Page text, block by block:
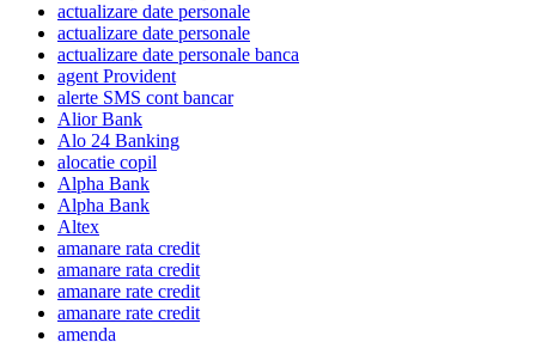
actualizare date personale
actualizare date personale
actualizare date personale banca
agent Provident
alerte SMS cont bancar
Alior Bank
Alo 24 Banking
alocatie copil
Alpha Bank
Alpha Bank
Altex
amanare rata credit
amanare rata credit
amanare rate credit
amanare rate credit
amenda